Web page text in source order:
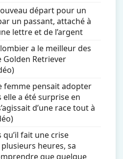
départ pour un
un passant, attaché à
lettre et de l’argent
a le meilleur des
Golden Retriever
femme pensait adopter
elle a été surprise en
d’une race tout à
qu’il fait une crise
heures, sa
que quelque